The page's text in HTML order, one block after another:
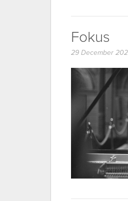
Fokus
29 December